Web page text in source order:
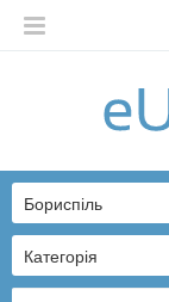
Українська
Категорія
Бориспіль